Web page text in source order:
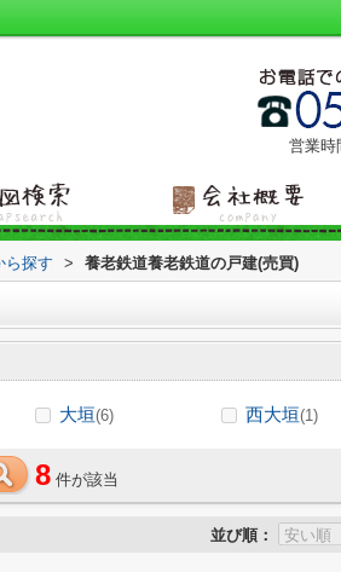
営業時
ら探す > 養老鉄道養老鉄道の戸建(売買)
大垣(6) 西大垣(1)
8 件が該当
並び順：